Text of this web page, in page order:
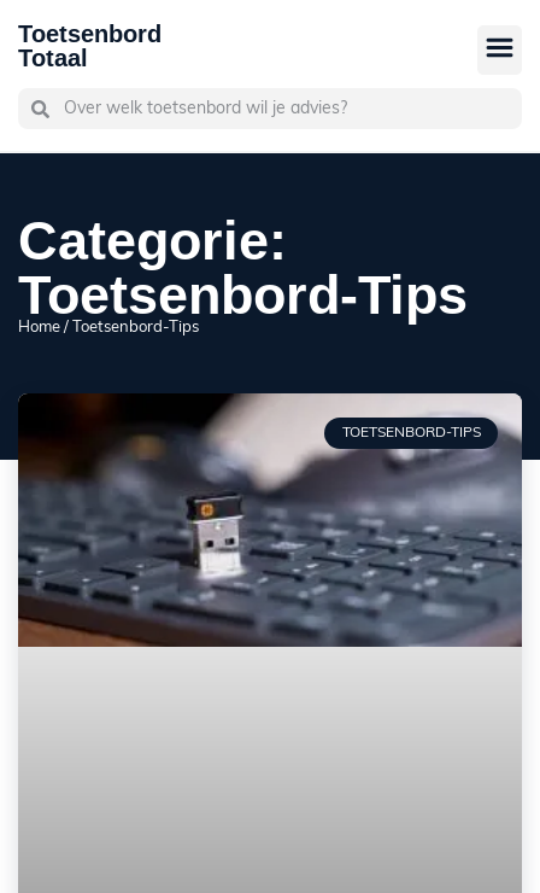
Toetsenbord
Totaal
Categorie:
Toetsenbord-Tips
Home / Toetsenbord-Tips
TOETSENBORD-TIPS